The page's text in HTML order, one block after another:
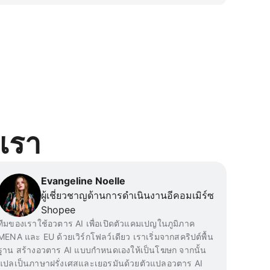
า
Evangeline Noelle
ผู้เชี่ยวชาญด้านการดำเนินงานอีคอมเมิร์ซ
Shopee
มของเราใช้อวตาร AI เพื่อเปิดตัวแคมเปญในภูมิภาค
และ EU ด้วยเวิร์กโฟลว์เดียว เราเริ่มจากสคริปต์พื้น
าน สร้างอวตาร AI แบบกำหนดเองให้เป็นโฆษก จากนั้น
ปลเป็นภาษาฝรั่งเศสและเยอรมันด้วยตัวแปลอวตาร AI